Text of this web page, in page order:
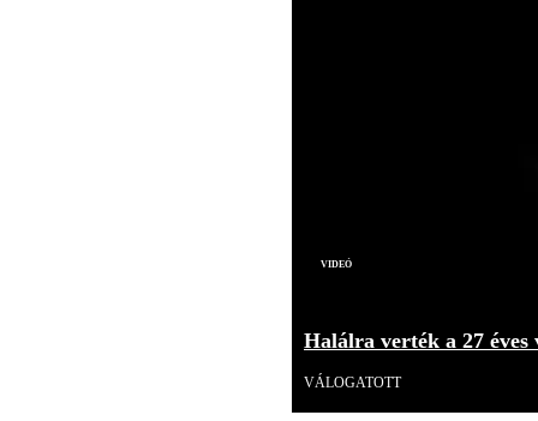
Videó
Halálra verték a 27
VÁLOGATOTT